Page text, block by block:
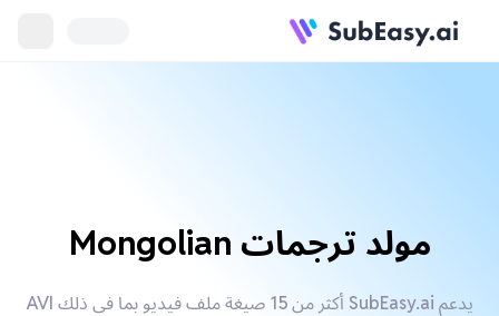
مولد ترجمات Mongolian
يدعم SubEasy.ai أكثر من 15 صيغة ملف فيديو بما في ذلك AVI